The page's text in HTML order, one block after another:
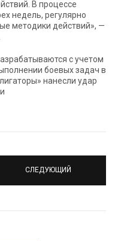
В процессе
недель, регулярно
методики действий», —
с учетом
боевых задач в
нанесли удар
СЛЕДУЮЩИЙ